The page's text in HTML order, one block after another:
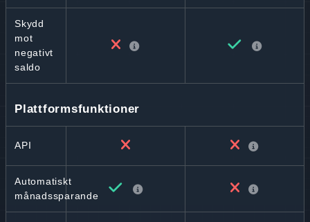
Skydd
mot
negativt
saldo
Plattformsfunktioner
API
Automatiskt
månadssparande